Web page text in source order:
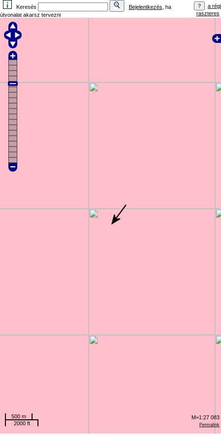
Keresés Bejelentkezés , ha
útvonalat akarsz tervezni
a régi
raszteres
Permalink
500 m
2000 ft
M=1:27 083